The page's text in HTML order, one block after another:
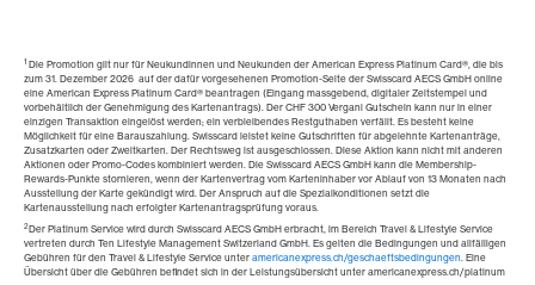
1 Die Promotion gilt nur für Neukundinnen und Neukunden der American Express Platinum Card®, die bis
zum 31. Dezember 2026 auf der dafür vorgesehenen Promotion-Seite der Swisscard AECS GmbH online
eine American Express Platinum Card® beantragen (Eingang massgebend, digitaler Zeitstempel und
vorbehältlich der Genehmigung des Kartenantrags). Der CHF 300 Vergani Gutschein kann nur in einer
einzigen Transaktion eingelöst werden; ein verbleibendes Restguthaben verfällt. Es besteht keine
Möglichkeit für eine Barauszahlung. Swisscard leistet keine Gutschriften für abgelehnte Kartenanträge,
Zusatzkarten oder Zweitkarten. Der Rechtsweg ist ausgeschlossen. Diese Aktion kann nicht mit anderen
Aktionen oder Promo-Codes kombiniert werden. Die Swisscard AECS GmbH kann die Membership-
Rewards-Punkte stornieren, wenn der Kartenvertrag vom Karteninhaber vor Ablauf von 13 Monaten nach
Ausstellung der Karte gekündigt wird. Der Anspruch auf die Spezialkonditionen setzt die
Kartenausstellung nach erfolgter Kartenantragsprüfung voraus.
2Der Platinum Service wird durch Swisscard AECS GmbH erbracht, im Bereich Travel & Lifestyle Service
vertreten durch Ten Lifestyle Management Switzerland GmbH. Es gelten die Bedingungen und allfälligen
Gebühren für den Travel & Lifestyle Service unter americanexpress.ch/geschaeftsbedingungen. Eine
Übersicht über die Gebühren befindet sich in der Leistungsübersicht unter americanexpress.ch/platinum